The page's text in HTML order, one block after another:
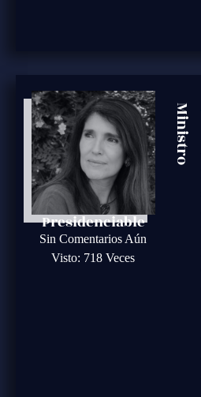
Presidenciable
Sin Comentarios Aún
Visto: 718 Veces
Ministro